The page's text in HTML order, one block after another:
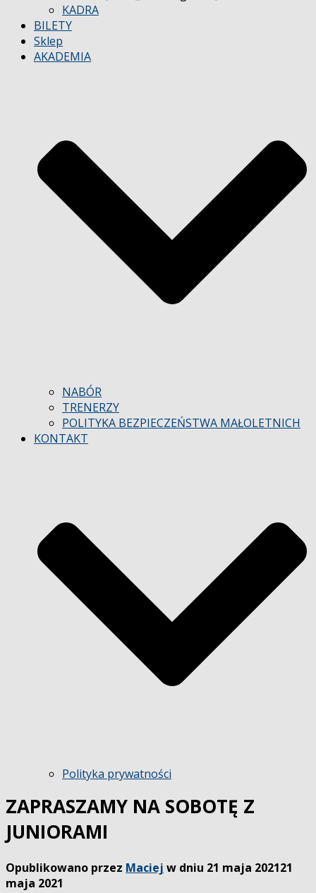
KADRA
BILETY
Sklep
AKADEMIA
NABÓR
TRENERZY
POLITYKA BEZPIECZEŃSTWA MAŁOLETNICH
KONTAKT
Polityka prywatności
ZAPRASZAMY NA SOBOTĘ Z
JUNIORAMI
Opublikowano przez Maciej w dniu 21 maja 202121
maja 2021